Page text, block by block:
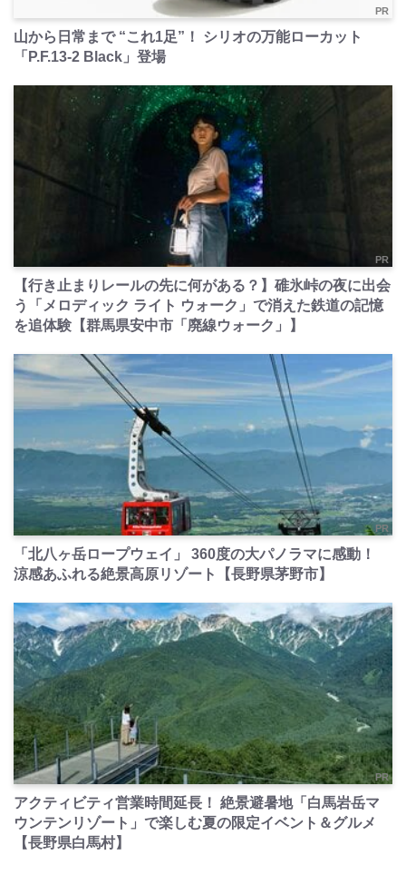
PR
山から日常まで “これ1足”！ シリオの万能ローカット
「P.F.13-2 Black」登場
PR
【行き止まりレールの先に何がある？】碓氷峠の夜に出会
う「メロディック ライト ウォーク」で消えた鉄道の記憶
を追体験【群馬県安中市「廃線ウォーク」】
PR
「北八ヶ岳ロープウェイ」 360度の大パノラマに感動！
涼感あふれる絶景高原リゾート【長野県茅野市】
PR
アクティビティ営業時間延長！ 絶景避暑地「白馬岩岳マ
ウンテンリゾート」で楽しむ夏の限定イベント＆グルメ
【長野県白馬村】